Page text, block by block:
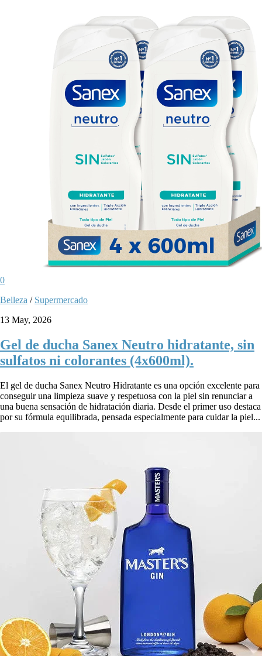
0
Belleza / Supermercado
13 May, 2026
Gel de ducha Sanex Neutro hidratante, sin
sulfatos ni colorantes (4x600ml).
El gel de ducha Sanex Neutro Hidratante es una opción excelente para
conseguir una limpieza suave y respetuosa con la piel sin renunciar a
una buena sensación de hidratación diaria. Desde el primer uso destaca
por su fórmula equilibrada, pensada especialmente para cuidar la piel...